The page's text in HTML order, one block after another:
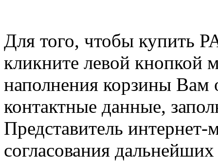
Для того, чтобы купить
кликните левой
наполнения корзины Вам
контактные данные,
Представитель
согласования